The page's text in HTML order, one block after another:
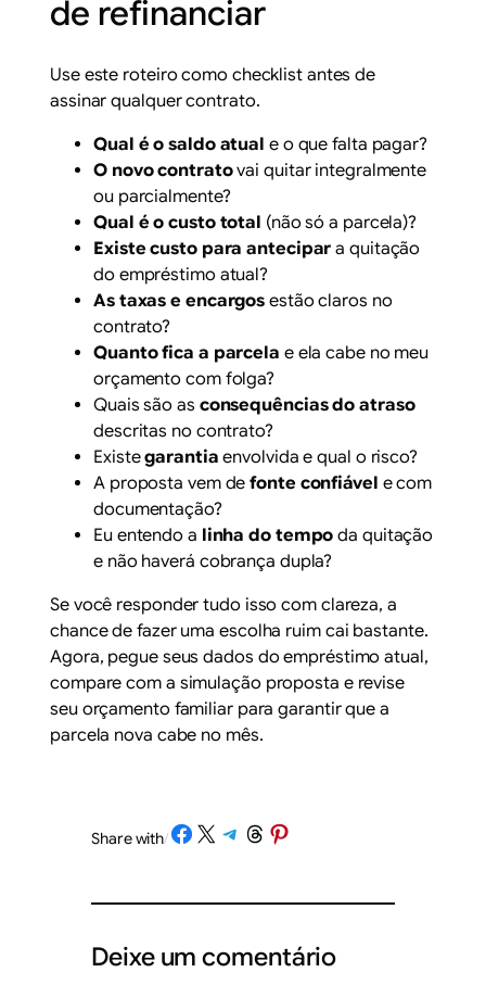
de refinanciar
Use este roteiro como checklist antes de
assinar qualquer contrato.
Qual é o saldo atual e o que falta pagar?
O novo contratovai quitar integralmente
ou parcialmente?
Qual é o custo total (não só a parcela)?
Existe custo para antecipar a quitação
do empréstimo atual?
As taxas e encargos estão claros no
contrato?
Quanto fica a parcela e ela cabe no meu
orçamento com folga?
Quais são as consequências do atraso
descritas no contrato?
Existegarantia envolvida e qual o risco?
A proposta vem defonte confiável e com
documentação?
Eu entendo a linha do tempo da quitação
e não haverá cobrança dupla?
Se você responder tudo isso com clareza, a
chance de fazer uma escolha ruim cai bastante.
Agora, pegue seus dados do empréstimo atual,
compare com a simulação proposta e revise
seu orçamento familiar para garantir que a
parcela nova cabe no mês.
Share with/Share on Facebook
Share on X Share on Telegram
Share on Threads
Share on Pinterest
Deixe um comentário